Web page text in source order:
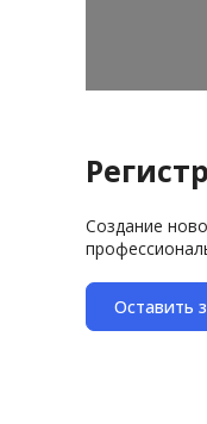
Создание
Оставить